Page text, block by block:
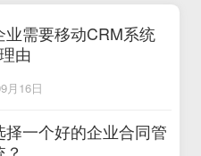
业需要移动CRM系统
由
月16日
择一个好的企业合同管